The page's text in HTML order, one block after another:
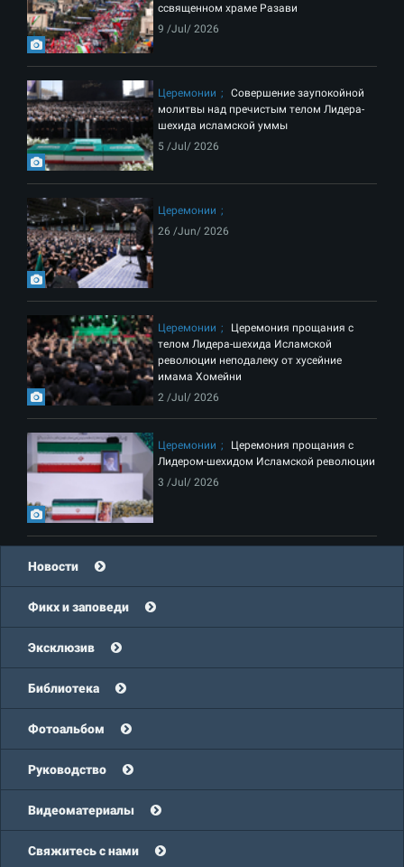
ссвященном храме Разави
9 /Jul/ 2026
Церемонии
Совершение заупокойной
молитвы над пречистым телом Лидера-
шехида исламской уммы
5 /Jul/ 2026
Церемонии
26 /Jun/ 2026
Церемонии
Церемония прощания с
телом Лидера-шехида Исламской
революции неподалеку от хусейние
имама Хомейни
2 /Jul/ 2026
Церемонии
Церемония прощания с
Лидером-шехидом Исламской революции
3 /Jul/ 2026
Новости
Фикх и заповеди
Эксклюзив
Библиотека
Фотоальбом
Руководство
Видеоматериалы
Свяжитесь с нами